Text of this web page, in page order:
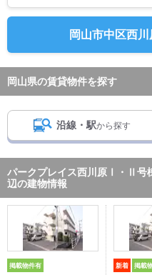
岡山市中区西
岡山県の賃貸物件を探す
沿線・駅から探す
パークプレイス西川原Ⅰ・Ⅱ号
辺の建物情報
掲載物件有 新着 掲載